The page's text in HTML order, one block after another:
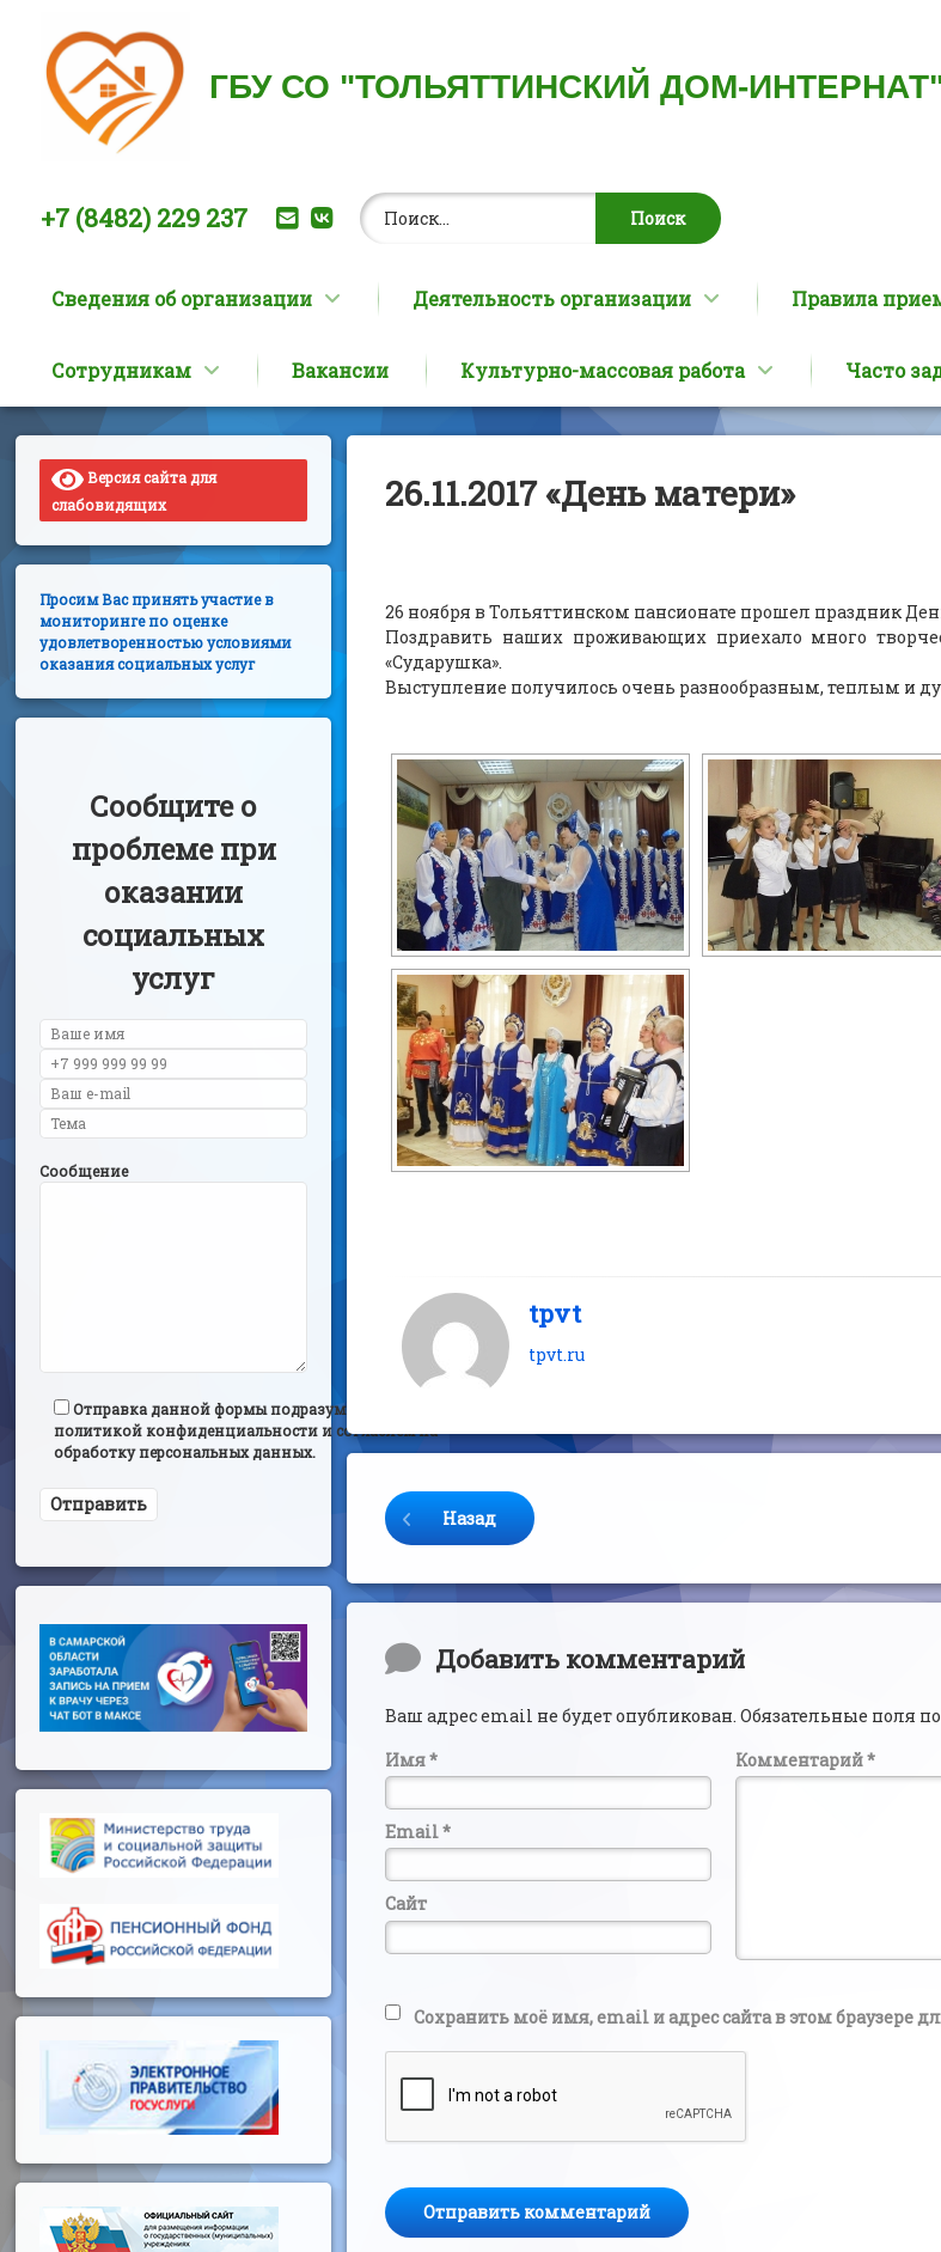
Перейти
содержимому
ГБУ СО "ТОЛЬЯТТИНСКИЙ ДОМ-
Позвоните нам:
+7 (8482) 229 237 E-mailВКонтакте
Найти:
Сведения об организации Деятельность организации Правила
Сотрудникам Вакансии Культурно-массовая работа Часто
26.11.2017 «День матери»
26 ноября в Тольяттинском пансионате прошел праздник
Поздравить наших проживающих приехало много
«Сударушка».
Выступление получилось очень разнообразным, теплым и
tpvt
tpvt.ru
Продолжайте читать
Назад
Комментарии
Добавить комментарий
Ваш адрес email не будет опубликован. Обязательные поля
Комментарий*
Имя*
Email*
Сайт
Сохранить моё имя, email и адрес сайта в этом
Версия сайта для
слабовидящих
Просим Вас принять участие в
мониторинге по оценке
удовлетворенностью условиями
оказания социальных услуг
Сообщите о
проблеме при
оказании
социальных
услуг
Сообщение
Отправка данной формы подразумевает согласие с
политикой конфиденциальности и согласием на
обработку персональных данных.